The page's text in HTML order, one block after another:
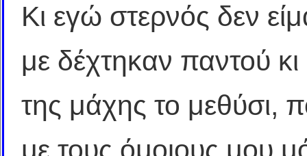
Κι εγώ στερνός δεν
με δέχτηκαν παντού
της μάχης το μεθύσι,